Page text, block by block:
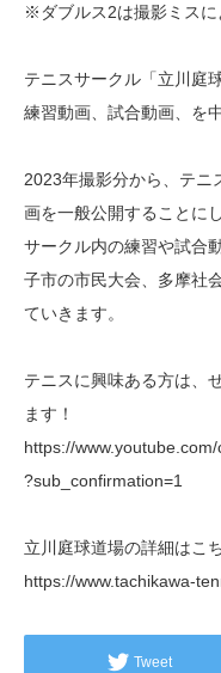
※ダブルス2は撮影ミスに
テニスサークル「立川庭
練習動画、試合動画、を
2023年撮影分から、テニ
画を一般公開することに
サークル内の練習や試合
子市の市民大会、多摩社
ていきます。
テニスに興味ある方は、
ます！
https://
?sub_confirmation=1
立川庭球道場の詳細はこ
https://www.tachikawa-
Tweet